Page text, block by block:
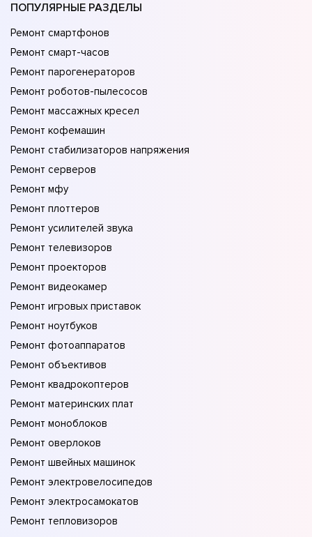
ПОПУЛЯРНЫЕ РАЗДЕЛЫ
Ремонт смартфонов
Ремонт смарт-часов
Ремонт парогенераторов
Ремонт роботов-пылесосов
Ремонт массажных кресел
Ремонт кофемашин
Ремонт стабилизаторов напряжения
Ремонт серверов
Ремонт мфу
Ремонт плоттеров
Ремонт усилителей звука
Ремонт телевизоров
Ремонт проекторов
Ремонт видеокамер
Ремонт игровых приставок
Ремонт ноутбуков
Ремонт фотоаппаратов
Ремонт объективов
Ремонт квадрокоптеров
Ремонт материнских плат
Ремонт моноблоков
Ремонт оверлоков
Ремонт швейных машинок
Ремонт электровелосипедов
Ремонт электросамокатов
Ремонт тепловизоров